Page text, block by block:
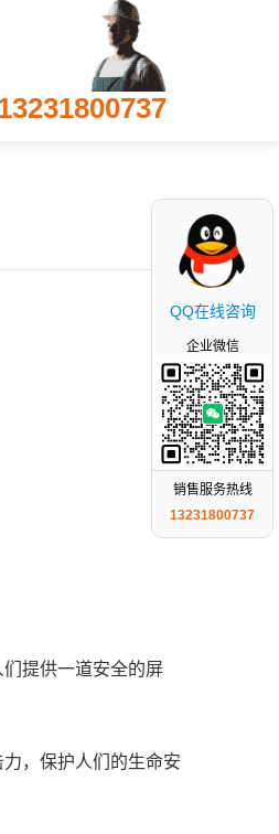
提供一道安全的屏
，保护人们的生命安
QQ在线咨询
企业微信
销售服务热线
13231800737